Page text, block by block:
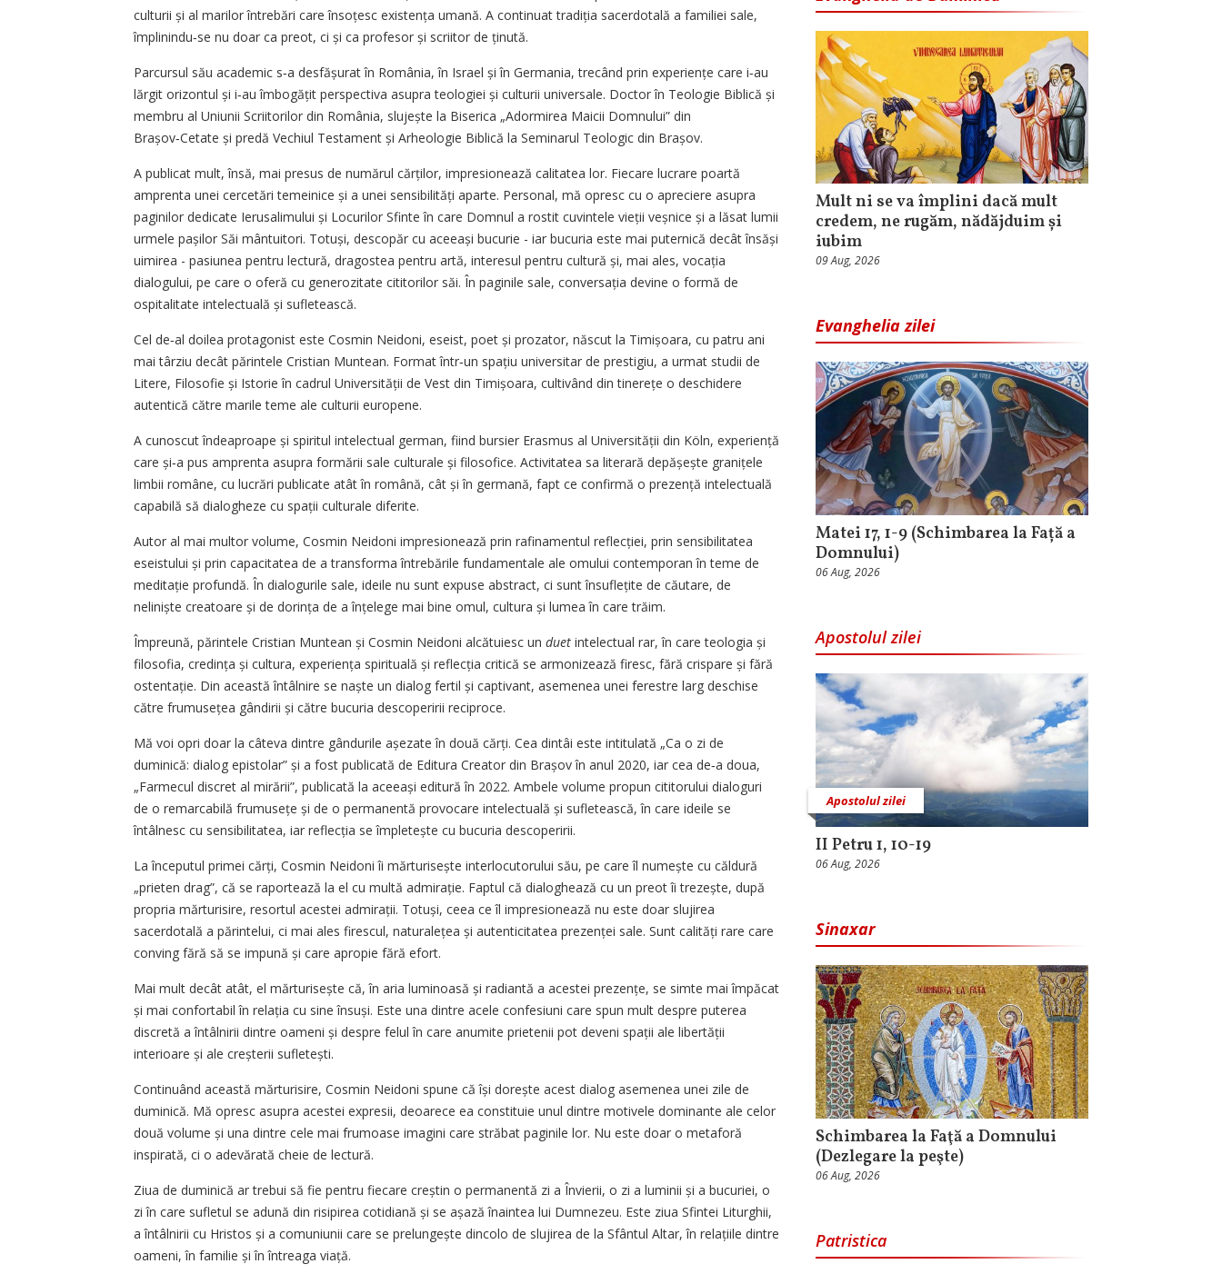
culturii și al marilor întrebări care însoțesc existența umană. A continuat tradiția sacerdotală a familiei sale,
împlinindu‑se nu doar ca preot, ci și ca profesor și scriitor de ținută.
Parcursul său academic s‑a desfășurat în România, în Israel și în Germania, trecând prin experiențe care i‑au
lărgit orizontul și i‑au îmbogățit perspectiva asupra teologiei și culturii universale. Doctor în Teologie Biblică și
membru al Uniunii Scriitorilor din România, slujește la Biserica „Adormirea Maicii Domnului” din
Brașov‑Cetate și predă Vechiul Testament și Arheologie Biblică la Seminarul Teologic din Brașov.
A publicat mult, însă, mai presus de numărul cărților, impresionează calitatea lor. Fiecare lucrare poartă
amprenta unei cercetări temeinice și a unei sensibilități aparte. Personal, mă opresc cu o apreciere asupra
paginilor dedicate Ierusalimului și Locurilor Sfinte în care Domnul a rostit cuvintele vieții veșnice și a lăsat lumii
urmele pașilor Săi mântuitori. Totuși, descopăr cu aceeași bucurie - iar bucuria este mai puternică decât însăși
uimirea - pasiunea pentru lectură, dragostea pentru artă, interesul pentru cultură și, mai ales, vocația
dialogului, pe care o oferă cu generozitate cititorilor săi. În paginile sale, conversația devine o formă de
ospitalitate intelectuală și sufletească.
Cel de‑al doilea protagonist este Cosmin Neidoni, eseist, poet și prozator, născut la Timișoara, cu patru ani
mai târziu decât părintele Cristian Muntean. Format într‑un spațiu universitar de prestigiu, a urmat studii de
Litere, Filosofie și Istorie în cadrul Universității de Vest din Timișoara, cultivând din tinerețe o deschidere
autentică către marile teme ale culturii europene.
A cunoscut îndeaproape și spiritul intelectual german, fiind bursier Erasmus al Universității din Köln, experiență
care și‑a pus amprenta asupra formării sale culturale și filosofice. Activitatea sa literară depășește granițele
limbii române, cu lucrări publicate atât în română, cât și în germană, fapt ce confirmă o prezență intelectuală
capabilă să dialogheze cu spații culturale diferite.
Autor al mai multor volume, Cosmin Neidoni impresionează prin rafinamentul reflecției, prin sensibilitatea
eseistului și prin capacitatea de a transforma întrebările fundamentale ale omului contemporan în teme de
meditație profundă. În dialogurile sale, ideile nu sunt expuse abstract, ci sunt însuflețite de căutare, de
neliniște creatoare și de dorința de a înțelege mai bine omul, cultura și lumea în care trăim.
Împreună, părintele Cristian Muntean și Cosmin Neidoni alcătuiesc un duet intelectual rar, în care teologia și
filosofia, credința și cultura, experiența spirituală și reflecția critică se armonizează firesc, fără crispare și fără
ostentație. Din această întâlnire se naște un dialog fertil și captivant, asemenea unei ferestre larg deschise
către frumusețea gândirii și către bucuria descoperirii reciproce.
Mă voi opri doar la câteva dintre gândurile așezate în două cărți. Cea dintâi este intitulată „Ca o zi de
duminică: dialog epistolar” și a fost publicată de Editura Creator din Brașov în anul 2020, iar cea de‑a doua,
„Farmecul discret al mirării”, publicată la aceeași editură în 2022. Ambele volume propun cititorului dialoguri
de o remarcabilă frumusețe și de o permanentă provocare intelectuală și sufletească, în care ideile se
întâlnesc cu sensibilitatea, iar reflecția se împletește cu bucuria descoperirii.
La începutul primei cărți, Cosmin Neidoni îi mărturisește interlocutorului său, pe care îl numește cu căldură
„prieten drag”, că se raportează la el cu multă admirație. Faptul că dialoghează cu un preot îi trezește, după
propria mărturisire, resortul acestei admirații. Totuși, ceea ce îl impresionează nu este doar slujirea
sacerdotală a părintelui, ci mai ales firescul, naturalețea și autenticitatea prezenței sale. Sunt calități rare care
conving fără să se impună și care apropie fără efort.
Mai mult decât atât, el mărturisește că, în aria luminoasă și radiantă a acestei prezențe, se simte mai împăcat
și mai confortabil în relația cu sine însuși. Este una dintre acele confesiuni care spun mult despre puterea
discretă a întâlnirii dintre oameni și despre felul în care anumite prietenii pot deveni spații ale libertății
interioare și ale creșterii sufletești.
Continuând această mărturisire, Cosmin Neidoni spune că își dorește acest dialog asemenea unei zile de
duminică. Mă opresc asupra acestei expresii, deoarece ea constituie unul dintre motivele dominante ale celor
două volume și una dintre cele mai frumoase imagini care străbat paginile lor. Nu este doar o metaforă
inspirată, ci o adevărată cheie de lectură.
Ziua de duminică ar trebui să fie pentru fiecare creștin o permanentă zi a Învierii, o zi a luminii și a bucuriei, o
zi în care sufletul se adună din risipirea cotidiană și se așază înaintea lui Dumnezeu. Este ziua Sfintei Liturghii,
a întâlnirii cu Hristos și a comuniunii care se prelungește dincolo de slujirea de la Sfântul Altar, în relațiile dintre
oameni, în familie și în întreaga viață.
Mult ni se va împlini dacă mult
credem, ne rugăm, nădăjduim și
iubim
09 Aug, 2026
Evanghelia zilei
Matei 17, 1-9 (Schimbarea la Față a
Domnului)
06 Aug, 2026
Apostolul zilei
Apostolul zilei
II Petru 1, 10-19
06 Aug, 2026
Sinaxar
Schimbarea la Faţă a Domnului
(Dezlegare la peşte)
06 Aug, 2026
Patristica